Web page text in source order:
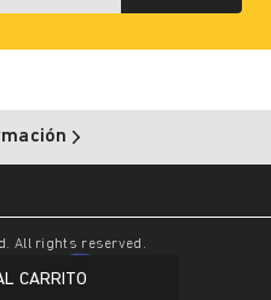
CARRITO
All rights reserved.